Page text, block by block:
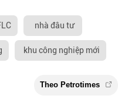
nhà đâu tư
khu công nghiệp mới